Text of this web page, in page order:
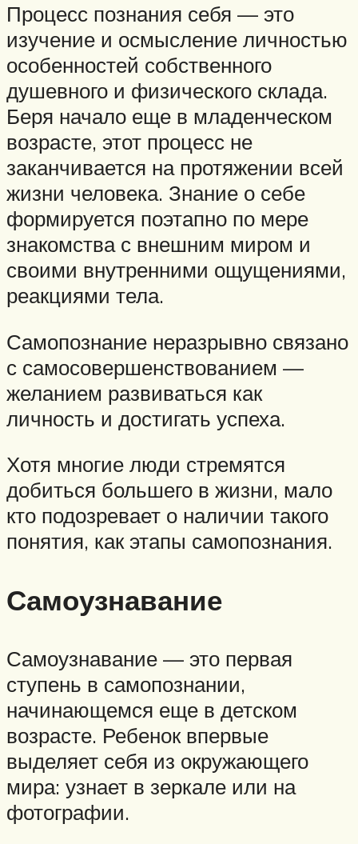
Процесс познания себя — это
изучение и осмысление личностью
особенностей собственного
душевного и физического склада.
Беря начало еще в младенческом
возрасте, этот процесс не
заканчивается на протяжении всей
жизни человека. Знание о себе
формируется поэтапно по мере
знакомства с внешним миром и
своими внутренними ощущениями,
реакциями тела.
Самопознание неразрывно связано
с самосовершенствованием —
желанием развиваться как
личность и достигать успеха.
Хотя многие люди стремятся
добиться большего в жизни, мало
кто подозревает о наличии такого
понятия, как этапы самопознания.
Самоузнавание
Самоузнавание — это первая
ступень в самопознании,
начинающемся еще в детском
возрасте. Ребенок впервые
выделяет себя из окружающего
мира: узнает в зеркале или на
фотографии.